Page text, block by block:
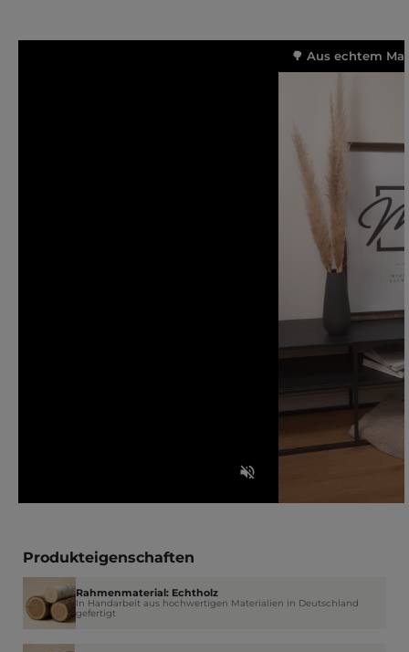
🌳 Aus echtem
Produkteigenschaften
Rahmenmaterial: Echtholz
In Handarbeit aus hochwertigen Materialien in Deutschland
gefertigt